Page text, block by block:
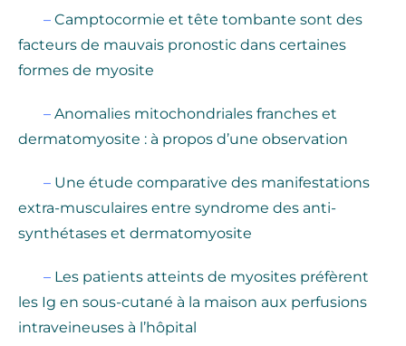
– Camptocormie et tête tombante sont des
facteurs de mauvais pronostic dans certaines
formes de myosite
– Anomalies mitochondriales franches et
dermatomyosite : à propos d’une observation
– Une étude comparative des manifestations
extra-musculaires entre syndrome des anti-
synthétases et dermatomyosite
– Les patients atteints de myosites préfèrent
les Ig en sous-cutané à la maison aux perfusions
intraveineuses à l’hôpital